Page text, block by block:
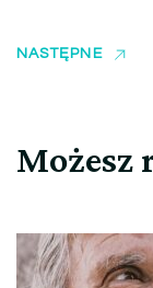
NASTĘPNE